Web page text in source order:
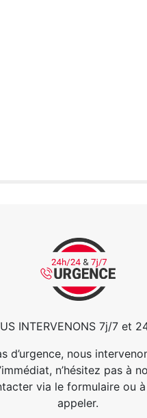
INTERVENONS 7j/7 et
d’urgence, nous
n’hésitez pas à
via le formulaire ou
appeler.